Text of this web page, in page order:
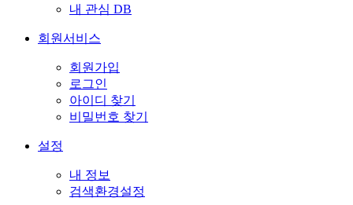
내 관심 DB
회원서비스
회원가입
로그인
아이디 찾기
비밀번호 찾기
설정
내 정보
검색환경설정